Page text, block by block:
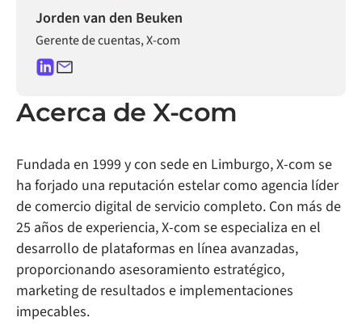
Jorden van den Beuken
Gerente de cuentas, X-com
Acerca deX-com
Fundada en 1999 y con sede en Limburgo, X-com se
ha forjado una reputación estelar como agencia líder
de comercio digital de servicio completo. Con más de
25 años de experiencia, X-com se especializa en el
desarrollo de plataformas en línea avanzadas,
proporcionando asesoramiento estratégico,
marketing de resultados e implementaciones
impecables.